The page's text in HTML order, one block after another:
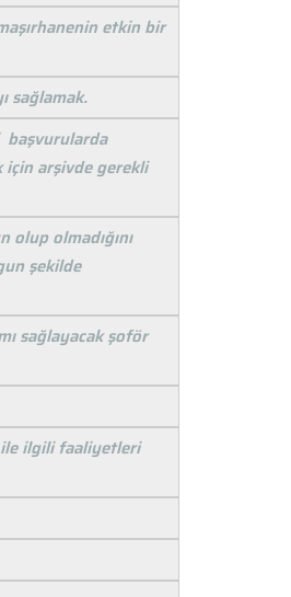
etkin bir
sağlamak.
başvurularda
için arşivde gerekli
olmadığını
şekilde
sağlayacak şoför
ilgili faaliyetleri